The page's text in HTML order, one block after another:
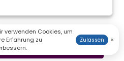
Anteil, Industrietrends
herunterladen
verwenden Cookies, um
Erfahrung zu
Zulassen ×